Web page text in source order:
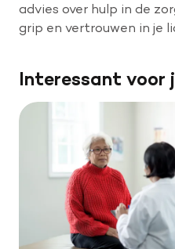
advies over hulp in de
grip en vertrouwen in je
Interessant voor